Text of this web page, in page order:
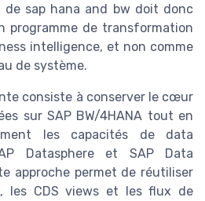
de sap hana and bw doit donc
programme de transformation
intelligence, et non comme
de système.
consiste à conserver le cœur
sur SAP BW/4HANA tout en
les capacités de data
Datasphere et SAP Data
approche permet de réutiliser
les CDS views et les flux de